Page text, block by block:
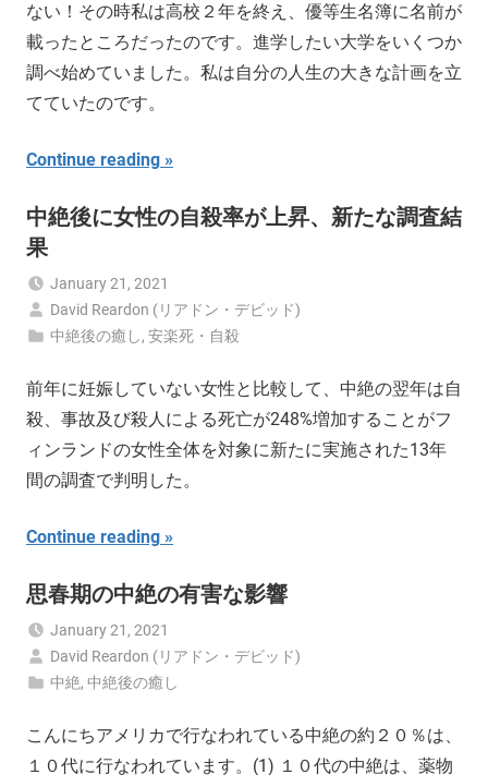
ない！その時私は高校２年を終え、優等生名簿に名前が
載ったところだったのです。進学したい大学をいくつか
調べ始めていました。私は自分の人生の大きな計画を立
てていたのです。
Continue reading
中絶後に女性の自殺率が上昇、新たな調査結
果
January 21, 2021
David Reardon (リアドン・デビッド)
中絶後の癒し,安楽死・自殺
前年に妊娠していない女性と比較して、中絶の翌年は自
殺、事故及び殺人による死亡が248%増加することがフ
ィンランドの女性全体を対象に新たに実施された13年
間の調査で判明した。
Continue reading
思春期の中絶の有害な影響
January 21, 2021
David Reardon (リアドン・デビッド)
中絶,中絶後の癒し
こんにちアメリカで行なわれている中絶の約２０％は、
１０代に行なわれています。(1) １０代の中絶は、薬物